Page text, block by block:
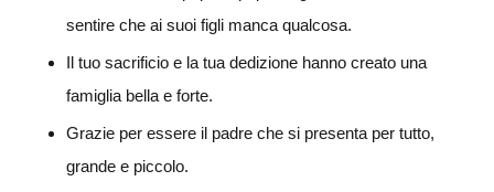
sentire che ai suoi figli manca qualcosa.
Il tuo sacrificio e la tua dedizione hanno creato una
famiglia bella e forte.
Grazie per essere il padre che si presenta per tutto,
grande e piccolo.